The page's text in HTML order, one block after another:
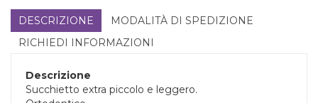
DESCRIZIONE
MODALITÀ DI SPEDIZIONE
RICHIEDI INFORMAZIONI
Descrizione
Succhietto extra piccolo e leggero.